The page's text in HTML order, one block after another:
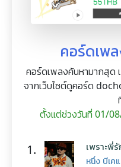
คอร์ดเพ
คอร์ดเพลงค้นหามากสุด
จากเว็บไซต์ดูคอร์ด
ตั้งแต่ช่วงวันที่ 01/
1. เพราะพี่
หนึ่ง บีเค